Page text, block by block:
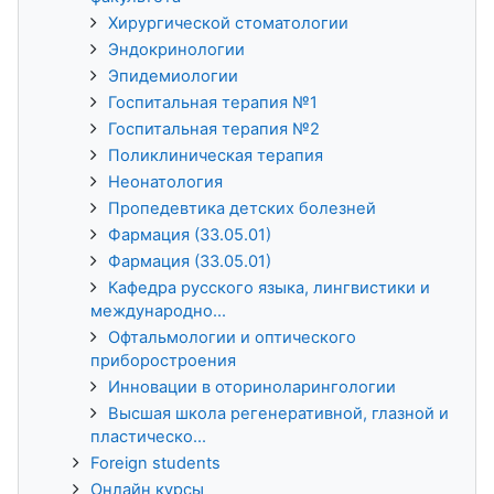
Хирургической стоматологии
Эндокринологии
Эпидемиологии
Госпитальная терапия №1
Госпитальная терапия №2
Поликлиническая терапия
Неонатология
Пропедевтика детских болезней
Фармация (33.05.01)
Фармация (33.05.01)
Кафедра русского языка, лингвистики и
международно...
Офтальмологии и оптического
приборостроения
Инновации в оториноларингологии
Высшая школа регенеративной, глазной и
пластическо...
Foreign students
Онлайн курсы